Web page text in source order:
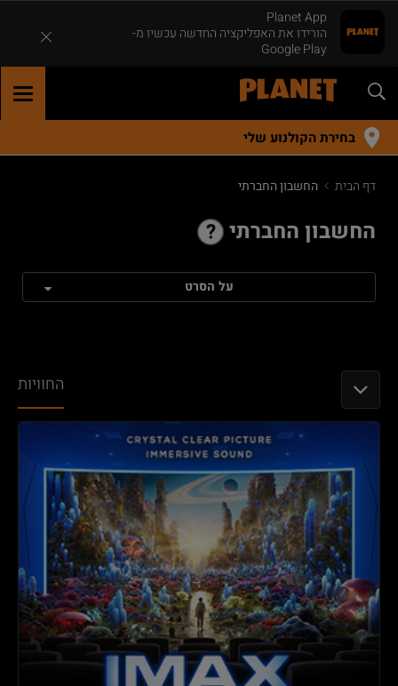
בחירת הקולנוע שלי
דף הבית החשבון החברתי
החשבון החברתי
על הסרט
החוויות TOGGLE NAVIGATION
Planet App
הורידו את האפליקציה החדשה עכשיו מ-
Google Play